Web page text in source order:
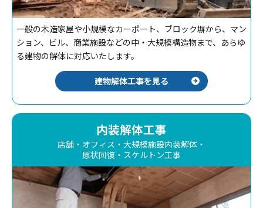
一般の木造家屋や小規模なカーポート、ブロック塀から、マン
ション、ビル、商業施設などの中・大規模構造物まで、あらゆ
る建物の解体に対応いたします。
建物解体工事を見る
内装解体工事
店舗・オフィス・大規模施設内装解体・
原状回復・スケルトン工事